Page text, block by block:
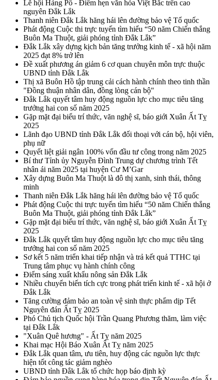
Lễ hội Hảng Pồ - Điểm hẹn văn hóa Việt Bắc trên cao
nguyên Đắk Lắk
Thanh niên Đắk Lắk hăng hái lên đường bảo vệ Tổ quốc
Phát động Cuộc thi trực tuyến tìm hiểu “50 năm Chiến thắng
Buôn Ma Thuột, giải phóng tỉnh Đắk Lắk”
Đắk Lắk xây dựng kịch bản tăng trưởng kinh tế - xã hội năm
2025 đạt 8% trở lên
Đề xuất phương án giảm 6 cơ quan chuyên môn trực thuộc
UBND tỉnh Đắk Lắk
Thị xã Buôn Hồ tập trung cải cách hành chính theo tinh thần
"Đồng thuận nhân dân, đồng lòng cán bộ"
Đắk Lắk quyết tâm huy động nguồn lực cho mục tiêu tăng
trưởng hai con số năm 2025
Gặp mặt đại biểu trí thức, văn nghệ sĩ, báo giới Xuân Ất Tỵ
2025
Lãnh đạo UBND tỉnh Đắk Lắk đối thoại với cán bộ, hội viên,
phụ nữ
Quyết liệt giải ngân 100% vốn đầu tư công trong năm 2025
Bí thư Tỉnh ủy Nguyễn Đình Trung dự chương trình Tết
nhân ái năm 2025 tại huyện Cư M’Gar
Xây dựng Buôn Ma Thuột là đô thị xanh, sinh thái, thông
minh
Thanh niên Đắk Lắk hăng hái lên đường bảo vệ Tổ quốc
Phát động Cuộc thi trực tuyến tìm hiểu “50 năm Chiến thắng
Buôn Ma Thuột, giải phóng tỉnh Đắk Lắk”
Gặp mặt đại biểu trí thức, văn nghệ sĩ, báo giới Xuân Ất Tỵ
2025
Đắk Lắk quyết tâm huy động nguồn lực cho mục tiêu tăng
trưởng hai con số năm 2025
Sơ kết 5 năm triển khai tiếp nhận và trả kết quả TTHC tại
Trung tâm phục vụ hành chính công
Điểm sáng xuất khẩu nông sản Đắk Lắk
Nhiều chuyển biến tích cực trong phát triển kinh tế - xã hội ở
Đắk Lắk
Tăng cường đảm bảo an toàn vệ sinh thực phẩm dịp Tết
Nguyên đán Ất Tỵ 2025
Phó Chủ tịch Quốc hội Trần Quang Phương thăm, làm việc
tại Đắk Lắk
"Xuân Quê hương" - Ất Tỵ năm 2025
Khai mạc Hội Báo Xuân Ất Tỵ năm 2025
Đắk Lắk quan tâm, ưu tiên, huy động các nguồn lực thực
hiện tốt công tác giảm nghèo
UBND tỉnh Đắk Lắk tổ chức họp báo định kỳ